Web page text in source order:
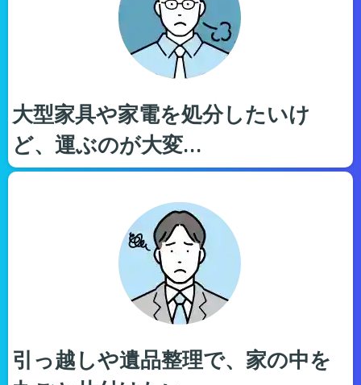
大型家具や家電を処分したいけ
ど、運ぶのが大変…
引っ越しや遺品整理で、家の中を